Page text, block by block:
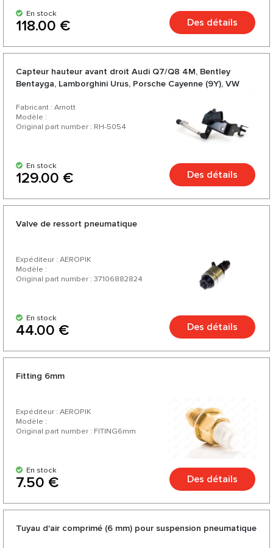
En stock
118.00 € Des détails
Capteur hauteur avant droit Audi Q7/Q8 4M, Bentley
Bentayga, Lamborghini Urus, Porsche Cayenne (9Y), VW
Fabricant : Arnott
Modèle :
Original part number : RH-5054
En stock
129.00 € Des détails
Valve de ressort pneumatique
Expéditeur : AEROPIK
Modèle :
Original part number : 37106882824
En stock
44.00 € Des détails
Fitting 6mm
Expéditeur : AEROPIK
Modèle :
Original part number : FITING6mm
En stock
7.50 € Des détails
Tuyau d'air comprimé (6 mm) pour suspension pneumatique